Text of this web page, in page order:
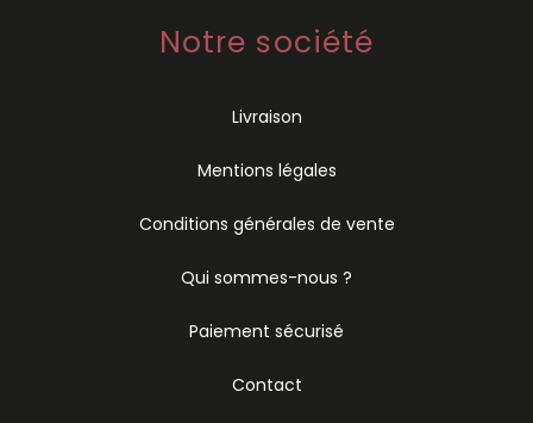
Notre société
Livraison
Mentions légales
Conditions générales de vente
Qui sommes-nous ?
Paiement sécurisé
Contact